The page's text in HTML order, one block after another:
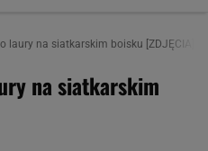
laury na siatkarskim boisku [ZDJĘCIA]
na siatkarskim